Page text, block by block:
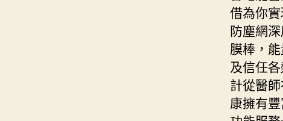
借為你
防塵網
膜棒，
及信任
計從醫
康擁有